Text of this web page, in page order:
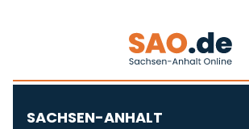
SACHSEN-ANHALT